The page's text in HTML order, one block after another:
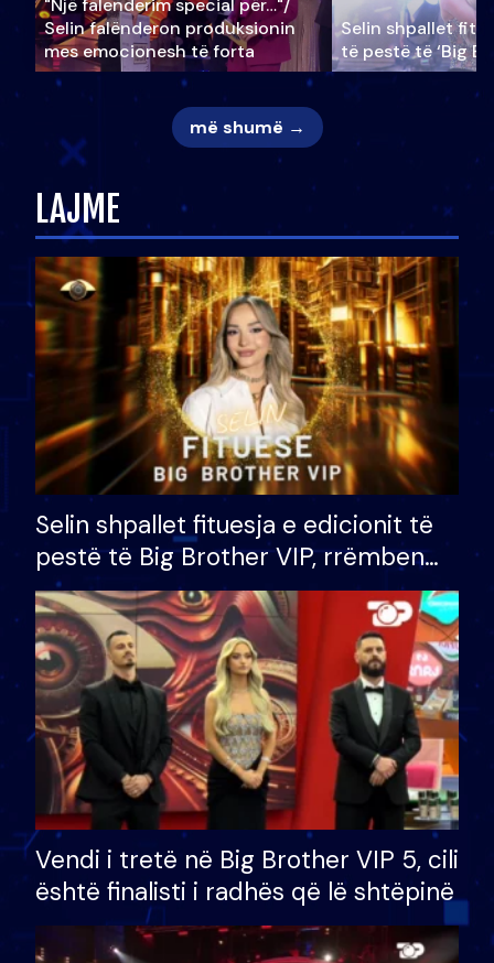
"Një falenderim special për…"/
Selin falënderon produksionin
mes emocionesh të forta
Selin shpallet
të pestë të ‘Big
më shumë →
LAJME
Selin shpallet fituesja e edicionit të
pestë të Big Brother VIP, rrëmben
çmimin e madh prej 100 mijë eurosh
Vendi i tretë në Big Brother VIP 5, cili
është finalisti i radhës që lë shtëpinë